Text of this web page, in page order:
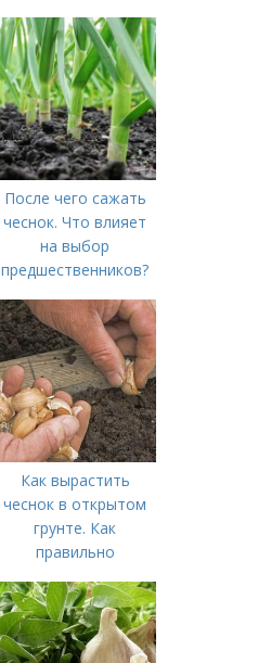
После чего сажать
чеснок. Что влияет
на выбор
предшественников?
Как вырастить
чеснок в открытом
грунте. Как
правильно
открытом грунте